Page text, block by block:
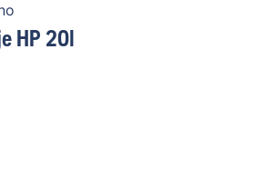
HP 20l